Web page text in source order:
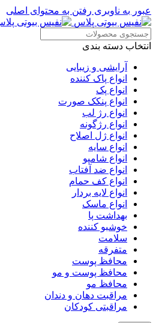
عبور به ناوبری رفتن به محتوای اصلی
انتخاب دسته بندی
آرایشی و زیبایی
انواع پاک کننده
انواع پک
انواع پنکک صورت
انواع رژ لب
انواع رژگونه
انواع ژل اصلاح
انواع سایه
انواع شامپو
انواع ضد آفتاب
انواع کف حمام
انواع لایه بردار
انواع ماسک
بهداشت پا
خوشبو کننده
سلامت
متفرقه
محافظ پوست
محافظ پوست و مو
محافظ مو
مراقبت دهان و دندان
مراقبتی کودکان